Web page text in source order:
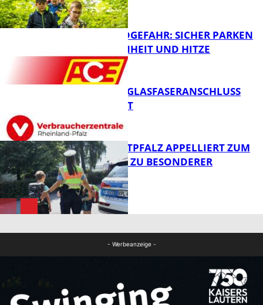
FB News
FB News
WALDBRANDGEFAHR: SICHER PARKEN
BEI TROCKENHEIT UND HITZE
FB News
WARUM EIN GLASFASERANSCHLUSS
SINNVOLL IST
POLIZEI WESTPFALZ APPELLIERT ZUM
SCHULSTART ZU BESONDERER
VORSICHT
- Werbeanzeige -